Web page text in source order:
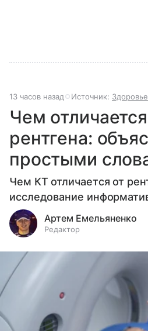
13 часов назад Источник:
Чем
рентгена:
простыми
Чем КТ отличается от
исследование
Артем Емельяненко
Редактор